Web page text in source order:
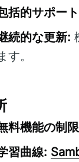
括的サポー
続的な更新:
す。
料機能の制
習曲線: